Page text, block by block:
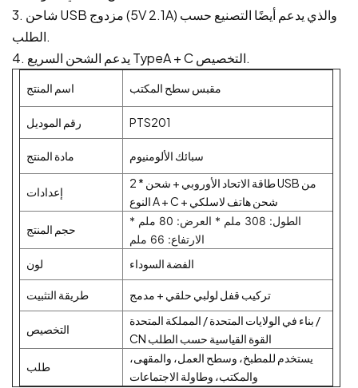
3. شاحن USB مزدوج (5V 2.1A) والذي يدعم أيضًا التصنيع حسب
الطلب.
4. يدعم الشحن السريع TypeA + C التخصيص.
اسم المنتج مقبس سطح المكتب
رقم الموديل PTS201
مادة المنتج سبائك الألومنيوم
إعدادات
2 * طاقة الاتحاد الأوروبي + شحن USB من
النوع A + C + شحن هاتف لاسلكي
حجم المنتج
الطول: 308 ملم * العرض: 80 ملم *
الارتفاع: 66 ملم
لون الفضة السوداء
طريقة التثبيت تركيب قفل لولبي حلقي + مدمج
التخصيص
بناء في الولايات المتحدة / المملكة المتحدة /
CN القوة القياسية حسب الطلب
طلب
يستخدم للمطبخ، وسطح العمل، والمقهى،
والمكتب، وطاولة الاجتماعات